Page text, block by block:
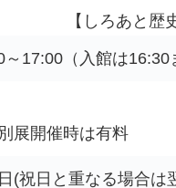
【しろあと歴
～17:00（入館は16:30
展開催時は有料
(祝日と重なる場合は